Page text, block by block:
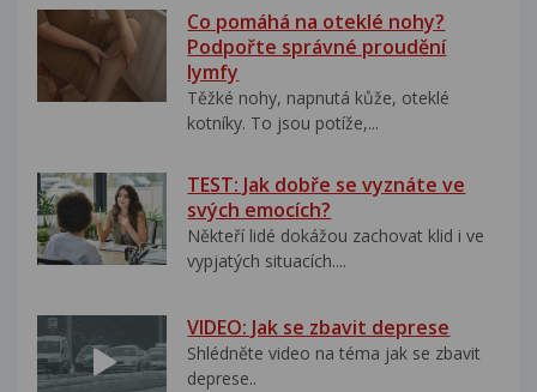
Co pomáhá na oteklé nohy?
Podpořte správné proudění
lymfy
Těžké nohy, napnutá kůže, oteklé
kotníky. To jsou potíže,...
TEST: Jak dobře se vyznáte ve
svých emocích?
Někteří lidé dokážou zachovat klid i ve
vypjatých situacích....
VIDEO: Jak se zbavit deprese
Shlédněte video na téma jak se zbavit
deprese..